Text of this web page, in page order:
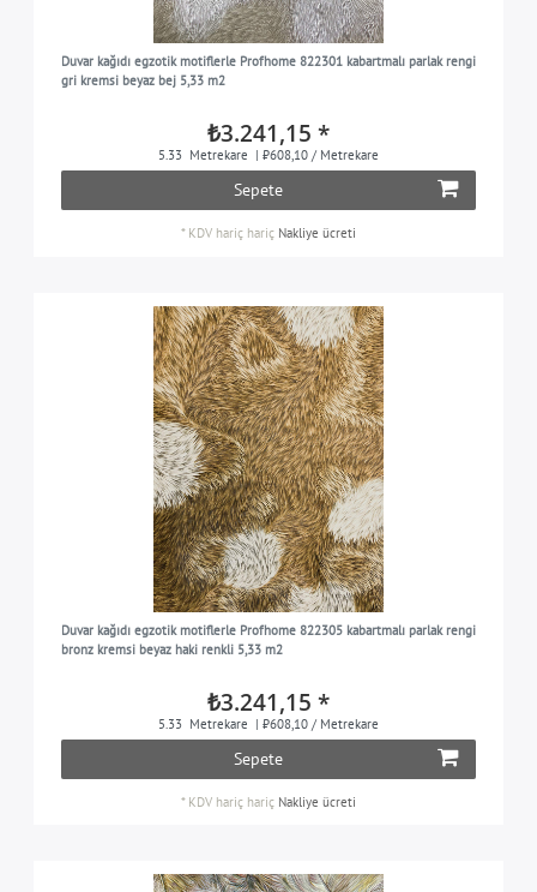
Duvar kağıdı egzotik motiflerle Profhome 822301 kabartmalı parlak rengi
gri kremsi beyaz bej 5,33 m2
₺3.241,15 *
5.33 Metrekare | ₺608,10 / Metrekare
Sepete
* KDV hariç hariç Nakliye ücreti
Duvar kağıdı egzotik motiflerle Profhome 822305 kabartmalı parlak rengi
bronz kremsi beyaz haki renkli 5,33 m2
₺3.241,15 *
5.33 Metrekare | ₺608,10 / Metrekare
Sepete
* KDV hariç hariç Nakliye ücreti